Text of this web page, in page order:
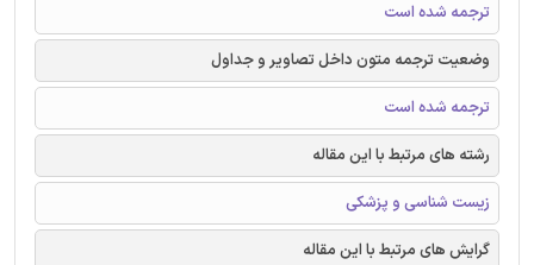
ترجمه شده است
وضعیت ترجمه متون داخل تصاویر و جداول
ترجمه شده است
رشته های مرتبط با این مقاله
زیست شناسی و پزشکی
گرایش های مرتبط با این مقاله